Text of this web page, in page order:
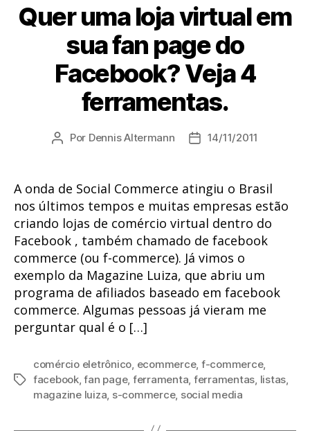
Quer uma loja virtual em
sua fan page do
Facebook? Veja 4
ferramentas.
Autor
Por Dennis Altermann
Data14/11/2011
A onda de Social Commerce atingiu o Brasil
nos últimos tempos e muitas empresas estão
criando lojas de comércio virtual dentro do
Facebook , também chamado de facebook
commerce (ou f-commerce). Já vimos o
exemplo da Magazine Luiza, que abriu um
programa de afiliados baseado em facebook
commerce. Algumas pessoas já vieram me
perguntar qual é o […]
Tags
comércio eletrônico, ecommerce, f-commerce,
facebook,fan page, ferramenta, ferramentas, listas,
magazine luiza, s-commerce, social media